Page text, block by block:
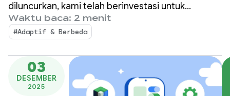
diluncurkan, kami telah berinvestasi untuk
menghadirkan semua fitur, performa, dan alat
yang Anda butuhkan untuk membangun UI yang
luar biasa di berbagai perangkat Android.
Waktu baca: 2 menit
#Adaptif & Berbeda
03
DESEMBER
2025